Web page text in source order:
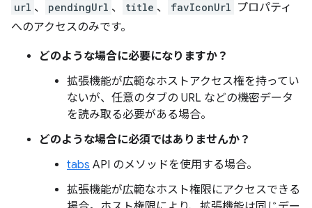
url 、 pendingUrl 、 title 、 favIconUrl プロパティ
へのアクセスのみです。
どのような場合に必要になりますか？
拡張機能が広範なホストアクセス権を持ってい
ないが、任意のタブの URL などの機密データ
を読み取る必要がある場合。
どのような場合に必須ではありませんか？
tabs API のメソッドを使用する場合。
拡張機能が広範なホスト権限にアクセスできる